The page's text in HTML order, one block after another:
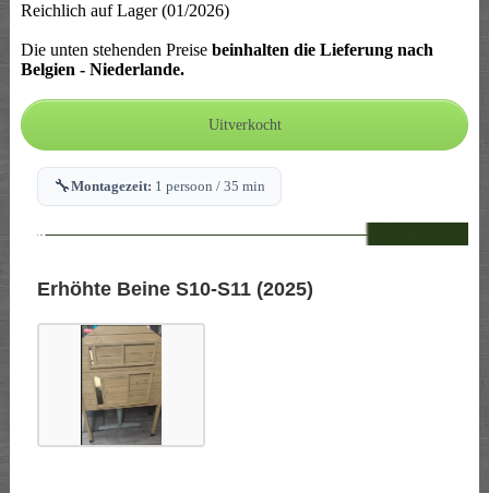
Reichlich auf Lager (01/2026)
Die unten stehenden Preise beinhalten die Lieferung nach
Belgien - Niederlande.
🔧Montagezeit: 1 persoon / 35 min
--
Erhöhte Beine S10-S11 (2025)